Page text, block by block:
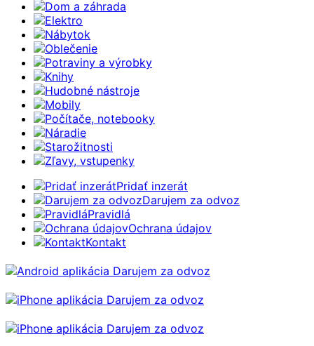
Dom a záhrada
Elektro
Nábytok
Oblečenie
Potraviny a výrobky
Knihy
Hudobné nástroje
Mobily
Počítače, notebooky
Náradie
Starožitnosti
Zľavy, vstupenky
Pridať inzerát
Darujem za odvoz
Pravidlá
Ochrana údajov
Kontakt